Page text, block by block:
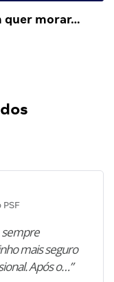
quer morar…
sempre
mais seguro
Após o…”